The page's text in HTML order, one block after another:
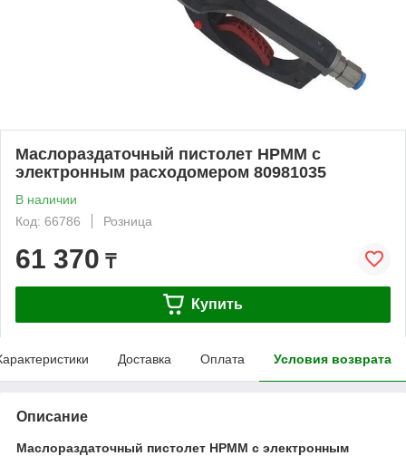
Маслораздаточный пистолет HPMM с
электронным расходомером 80981035
В наличии
Код: 66786
Розница
61 370 ₸
Купить
Доставка Оплата Условия возврата
Описание
Маслораздаточный пистолет HPMM с электронным